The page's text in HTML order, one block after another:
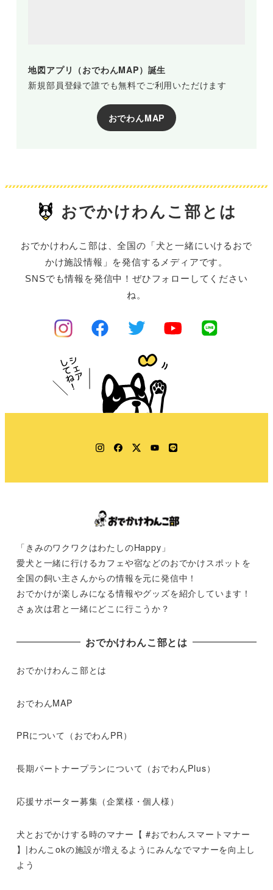
地図アプリ（おでわんMAP）誕生
新規部員登録で誰でも無料でご利用いただけます
おでわんMAP
おでかけわんこ部とは
おでかけわんこ部は、全国の「犬と一緒にいけるおで
かけ施設情報」を発信するメディアです。
SNSでも情報を発信中！ぜひフォローしてください
ね。
Instagram
Facebook
TwitterYouTube
LINE
「きみのワクワクはわたしのHappy」
愛犬と一緒に行けるカフェや宿などのおでかけスポットを
全国の飼い主さんからの情報を元に発信中！
おでかけが楽しみになる情報やグッズを紹介しています！
さぁ次は君と一緒にどこに行こうか？
おでかけわんこ部とは
おでかけわんこ部とは
おでわんMAP
PRについて（おでわんPR）
長期パートナープランについて（おでわんPlus）
応援サポーター募集（企業様・個人様）
犬とおでかけする時のマナー【 #おでわんスマートマナー
】|わんこokの施設が増えるようにみんなでマナーを向上し
よう